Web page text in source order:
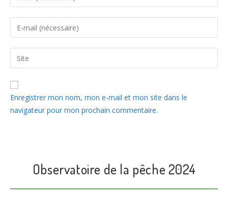
Enregistrer mon nom, mon e-mail et mon site dans le
navigateur pour mon prochain commentaire.
Observatoire de la pêche 2024